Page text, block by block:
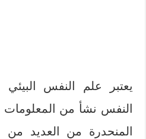
يعتبر علم النفس
النفس نشأ من المعلومات
المنحدرة من العديد من